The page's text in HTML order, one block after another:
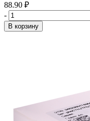
88.90 ₽
-
В корзину